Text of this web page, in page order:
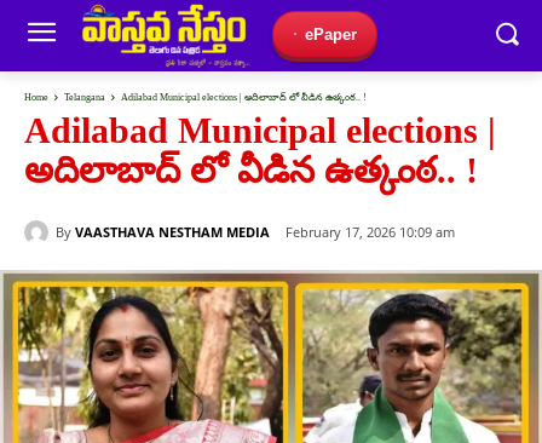
ePaper
Home Telangana Adilabad Municipal elections | అదిలాబాద్ లో వీడిన ఉత్కంఠ.. !
Adilabad Municipal elections |
అదిలాబాద్ లో వీడిన ఉత్కంఠ.. !
By VAASTHAVA NESTHAM MEDIA February 17, 2026 10:09 am